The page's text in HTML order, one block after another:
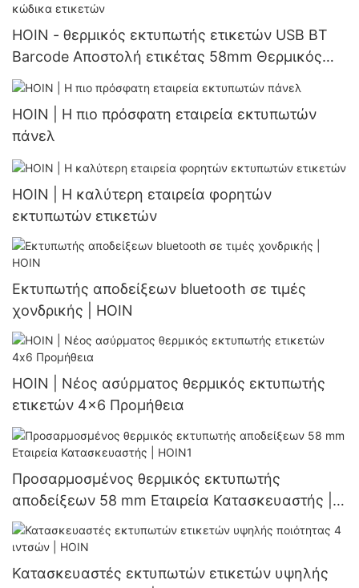
υπολογιστές
HOIN - θερμικός εκτυπωτής ετικετών USB BT
Barcode Αποστολή ετικέτας 58mm Θερμικός
εκτυπωτής γραμμωτού κώδικα ετικετών
HOIN | Η πιο πρόσφατη εταιρεία εκτυπωτών
πάνελ
HOIN | Η καλύτερη εταιρεία φορητών
εκτυπωτών ετικετών
Εκτυπωτής αποδείξεων bluetooth σε τιμές
χονδρικής | HOIN
HOIN | Νέος ασύρματος θερμικός εκτυπωτής
ετικετών 4x6 Προμήθεια
Προσαρμοσμένος θερμικός εκτυπωτής
αποδείξεων 58 mm Εταιρεία Κατασκευαστής |
HOIN1
Κατασκευαστές εκτυπωτών ετικετών υψηλής